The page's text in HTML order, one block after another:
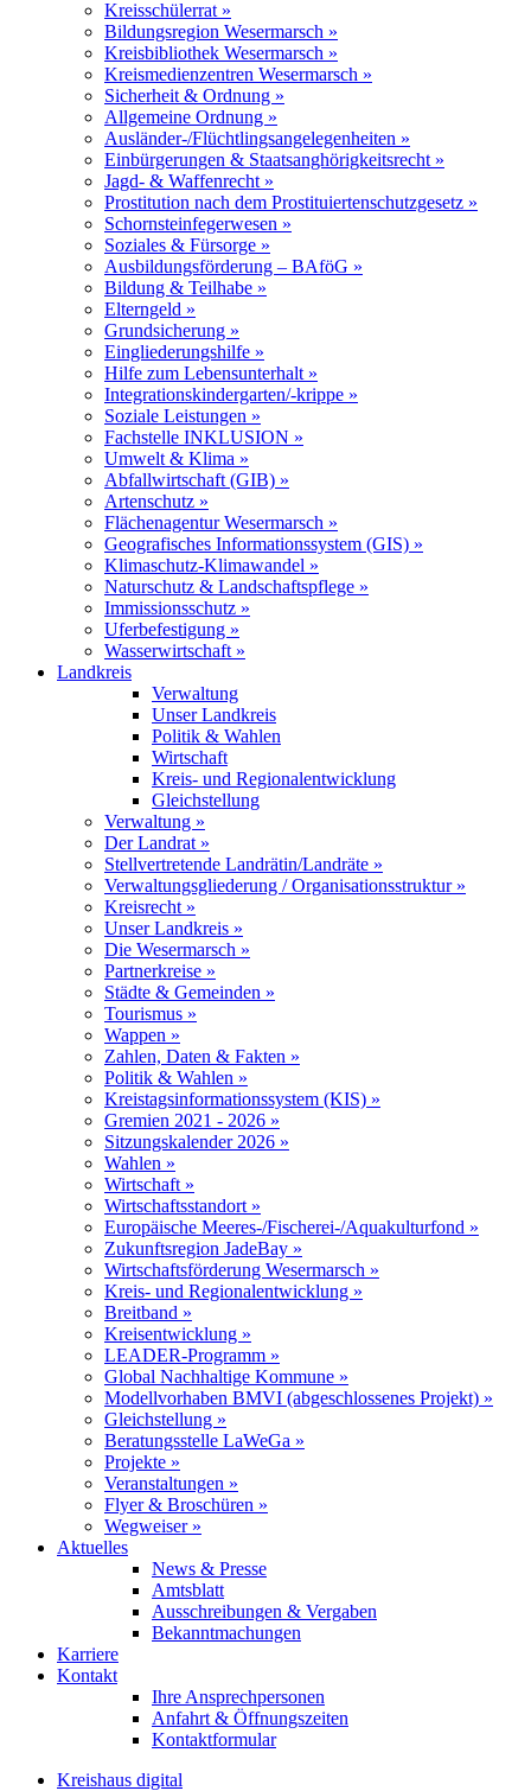
Kreisschülerrat »
Bildungsregion Wesermarsch »
Kreisbibliothek Wesermarsch »
Kreismedienzentren Wesermarsch »
Sicherheit & Ordnung »
Allgemeine Ordnung »
Ausländer-/Flüchtlingsangelegenheiten »
Einbürgerungen & Staatsanghörigkeitsrecht »
Jagd- & Waffenrecht »
Prostitution nach dem Prostituiertenschutzgesetz »
Schornsteinfegerwesen »
Soziales & Fürsorge »
Ausbildungsförderung – BAföG »
Bildung & Teilhabe »
Elterngeld »
Grundsicherung »
Eingliederungshilfe »
Hilfe zum Lebensunterhalt »
Integrationskindergarten/-krippe »
Soziale Leistungen »
Fachstelle INKLUSION »
Umwelt & Klima »
Abfallwirtschaft (GIB) »
Artenschutz »
Flächenagentur Wesermarsch »
Geografisches Informationssystem (GIS) »
Klimaschutz-Klimawandel »
Naturschutz & Landschaftspflege »
Immissionsschutz »
Uferbefestigung »
Wasserwirtschaft »
Landkreis
Verwaltung
Unser Landkreis
Politik & Wahlen
Wirtschaft
Kreis- und Regionalentwicklung
Gleichstellung
Verwaltung »
Der Landrat »
Stellvertretende Landrätin/Landräte »
Verwaltungsgliederung / Organisationsstruktur »
Kreisrecht »
Unser Landkreis »
Die Wesermarsch »
Partnerkreise »
Städte & Gemeinden »
Tourismus »
Wappen »
Zahlen, Daten & Fakten »
Politik & Wahlen »
Kreistagsinformationssystem (KIS) »
Gremien 2021 - 2026 »
Sitzungskalender 2026 »
Wahlen »
Wirtschaft »
Wirtschaftsstandort »
Europäische Meeres-/Fischerei-/Aquakulturfond »
Zukunftsregion JadeBay »
Wirtschaftsförderung Wesermarsch »
Kreis- und Regionalentwicklung »
Breitband »
Kreisentwicklung »
LEADER-Programm »
Global Nachhaltige Kommune »
Modellvorhaben BMVI (abgeschlossenes Projekt) »
Gleichstellung »
Beratungsstelle LaWeGa »
Projekte »
Veranstaltungen »
Flyer & Broschüren »
Wegweiser »
Aktuelles
News & Presse
Amtsblatt
Ausschreibungen & Vergaben
Bekanntmachungen
Karriere
Kontakt
Ihre Ansprechpersonen
Anfahrt & Öffnungszeiten
Kontaktformular
Kreishaus digital